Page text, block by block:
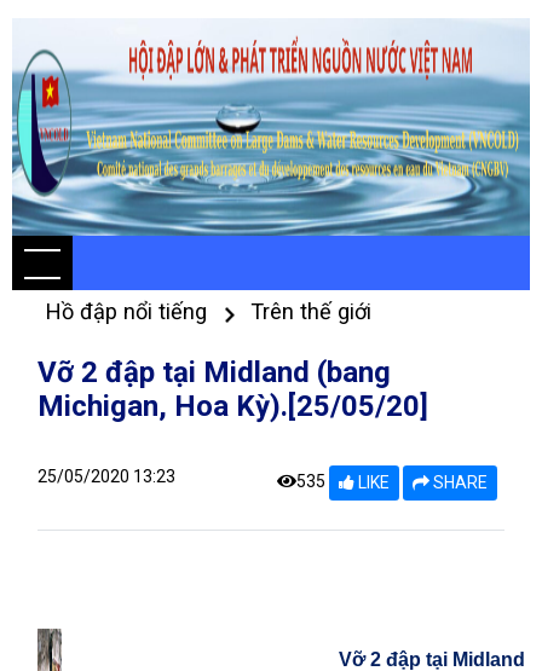
Hồ đập nổi tiếng Trên thế giới
Vỡ 2 đập tại Midland (bang
Michigan, Hoa Kỳ).[25/05/20]
25/05/2020 13:23 535 LIKE SHARE
Vỡ 2 đập tại Midland